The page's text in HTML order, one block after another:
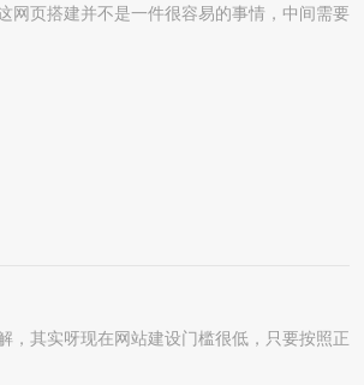
网页搭建并不是一件很容易的事情，中间需要
，其实呀现在网站建设门槛很低，只要按照正